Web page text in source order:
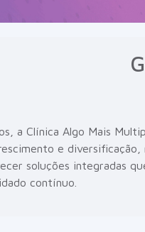
a Clínica Algo Mais
e
soluções integradas
contínuo.